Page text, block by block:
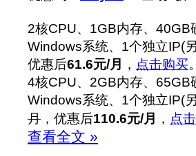
2核CPU、1GB内存、
Windows系统、1个独立IP(
优惠后61.6元/月 ， 点击购买。
4核CPU、2GB内存、
Windows系统、1个独立IP(
月 ，优惠后110.6元/月 ， 点
查看全文 »